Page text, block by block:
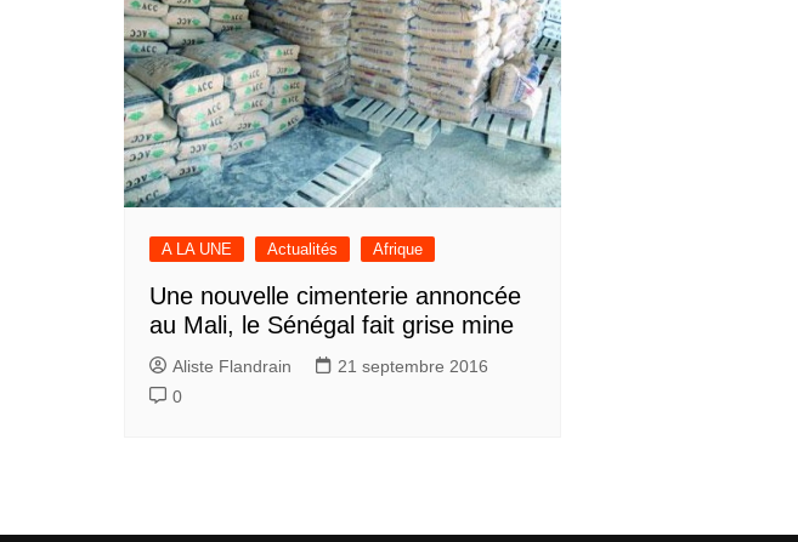
A LA UNE Actualités Afrique
Une nouvelle cimenterie annoncée
au Mali, le Sénégal fait grise mine
Aliste Flandrain
21 septembre 2016
0